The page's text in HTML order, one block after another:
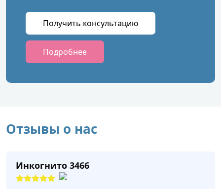
Получить консультацию
Подробнее
Отзывы о нас
Инкогнито 3466